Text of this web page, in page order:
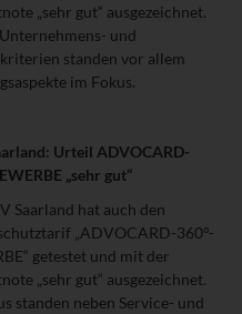
„sehr gut“ ausgezeichnet.
und
standen vor allem
im Fokus.
Urteil ADVOCARD-
„sehr gut“
Saarland hat auch den
„ADVOCARD-360°-
getestet und mit der
„sehr gut“ ausgezeichnet.
standen neben Service- und